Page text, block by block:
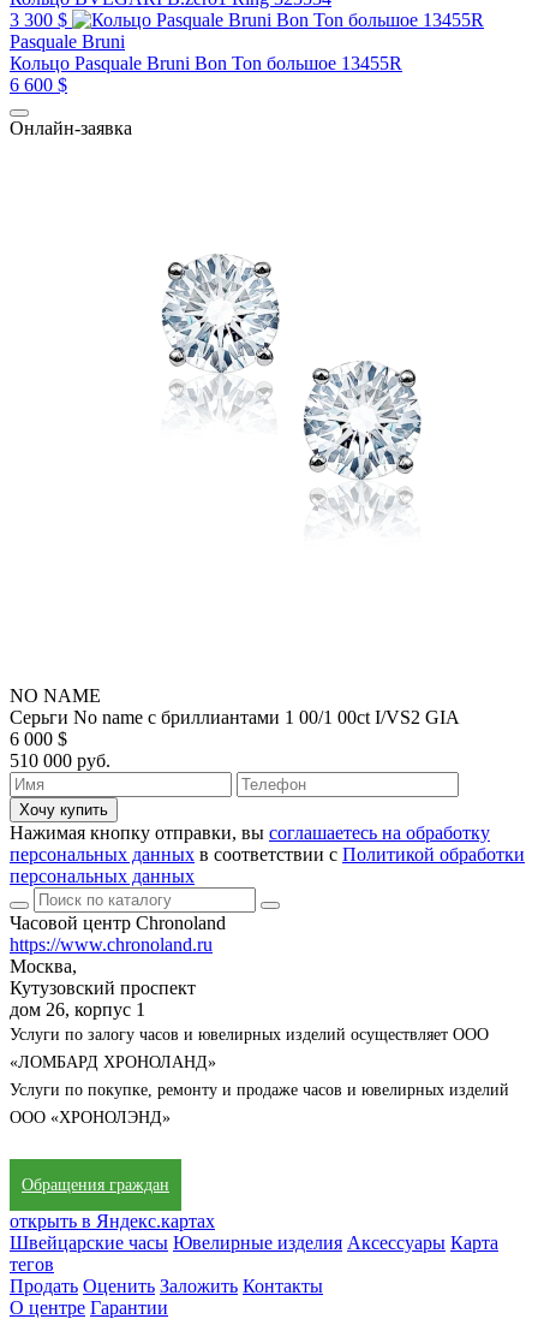
3 300 $
Pasquale Bruni
Кольцо Pasquale Bruni Bon Ton большое 13455R
6 600 $
Онлайн-заявка
NO NAME
Серьги No name с бриллиантами 1 00/1 00ct I/VS2 GIA
6 000 $
510 000 руб.
Хочу купить
Нажимая кнопку отправки, вы соглашаетесь на обработку
персональных данных в соответствии с Политикой обработки
персональных данных
Часовой центр Chronoland
https://www.chronoland.ru
Москва,
Кутузовский проспект
дом 26, корпус 1
Услуги по залогу часов и ювелирных изделий осуществляет ООО
«ЛОМБАРД ХРОНОЛАНД»
Услуги по покупке, ремонту и продаже часов и ювелирных изделий
ООО «ХРОНОЛЭНД»
Обращения граждан
открыть в Яндекс.картах
Швейцарские часы Ювелирные изделия Аксессуары Карта
тегов
Продать Оценить Заложить Контакты
О центре Гарантии